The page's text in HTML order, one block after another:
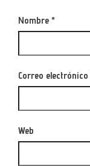
Nombre *
Correo electrónico
Web